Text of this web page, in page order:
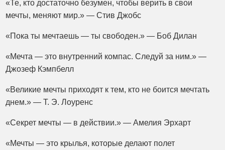
«Те, кто достаточно безумен, чтобы верить в свои
мечты, меняют мир.» — Стив Джобс
«Пока ты мечтаешь — ты свободен.» — Боб Дилан
«Мечта — это внутренний компас. Следуй за ним.» —
Джозеф Кэмпбелл
«Великие мечты приходят к тем, кто не боится мечтать
днем.» — Т. Э. Лоуренс
«Секрет мечты — в действии.» — Амелия Эрхарт
«Мечты — это крылья, которые делают полет